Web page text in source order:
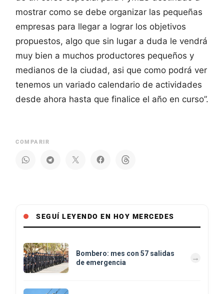
mostrar como se debe organizar las pequeñas
empresas para llegar a lograr los objetivos
propuestos, algo que sin lugar a duda le vendrá
muy bien a muchos productores pequeños y
medianos de la ciudad, asi que como podrá ver
tenemos un variado calendario de actividades
desde ahora hasta que finalice el año en curso”.
COMPARIR
SEGUÍ LEYENDO EN HOY MERCEDES
Bombero: mes con 57 salidas
de emergencia